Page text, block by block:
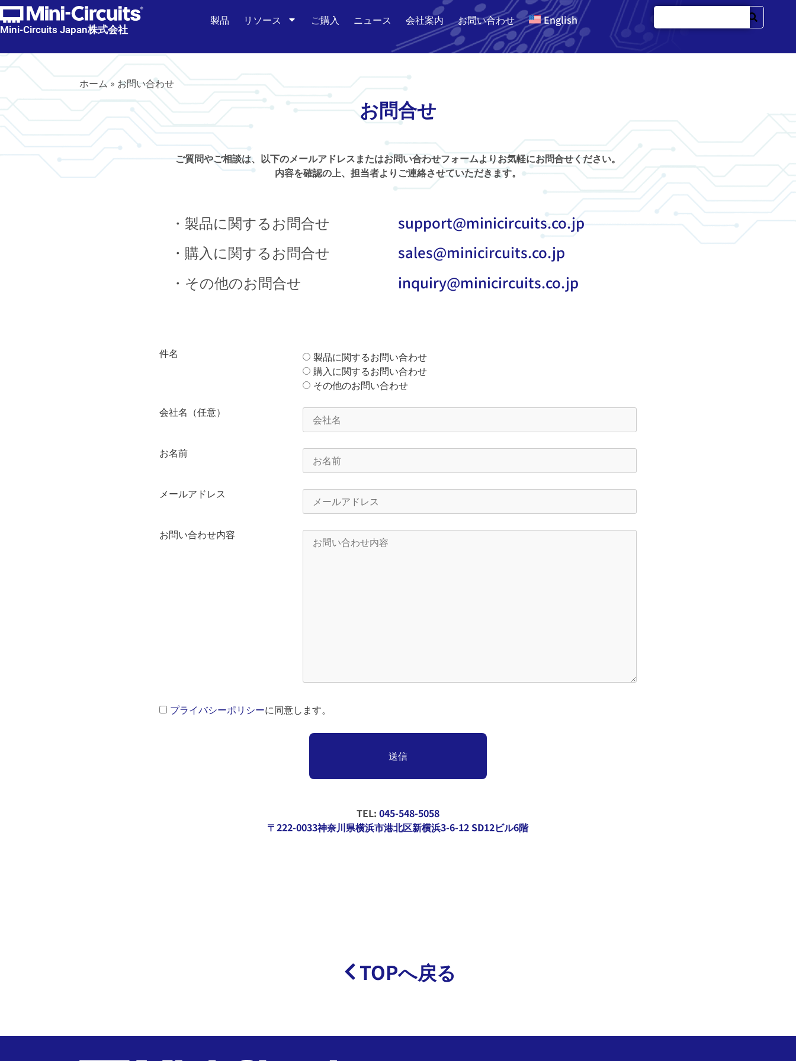
Mini-Circuits Japan株式会社
製品 リソース ご購入 ニュース 会社案内 お問い合わせ English
ホーム» お問い合わせ
お問合せ
ご質問やご相談は、以下のメールアドレスまたはお問い合わせフォームよりお気軽にお問合せください。
内容を確認の上、担当者よりご連絡させていただきます。
・製品に関するお問合せ
support@minicircuits.co.jp
・購入に関するお問合せ
sales@minicircuits.co.jp
・その他のお問合せ
inquiry@minicircuits.co.jp
件名
製品に関するお問い合わせ
購入に関するお問い合わせ
その他のお問い合わせ
会社名（任意）
お名前
メールアドレス
お問い合わせ内容
プライバシーポリシーに同意します。
TEL: 045-548-5058
〒222-0033神奈川県横浜市港北区新横浜3-6-12 SD12ビル6階
TOPへ戻る